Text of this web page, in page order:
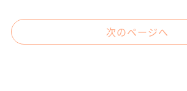
次のページへ